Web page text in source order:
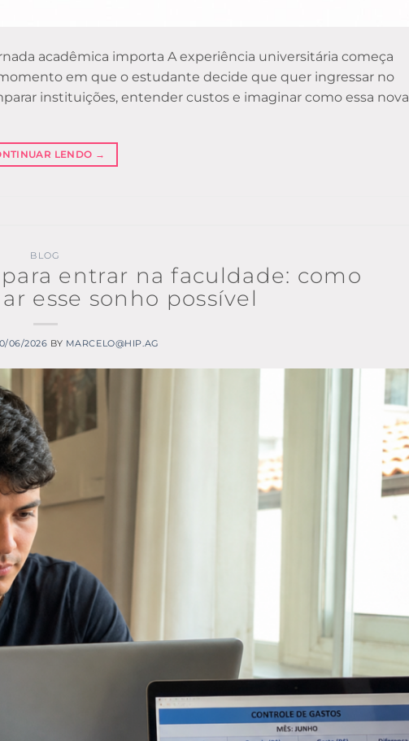
acadêmica importa A experiência universitária começa
em que o estudante decide que quer ingressar no
instituições, entender custos e imaginar como essa nova
LENDO →
BLOG
entrar na faculdade: como
esse sonho possível
06/2026 BY MARCELO@HIP.AG